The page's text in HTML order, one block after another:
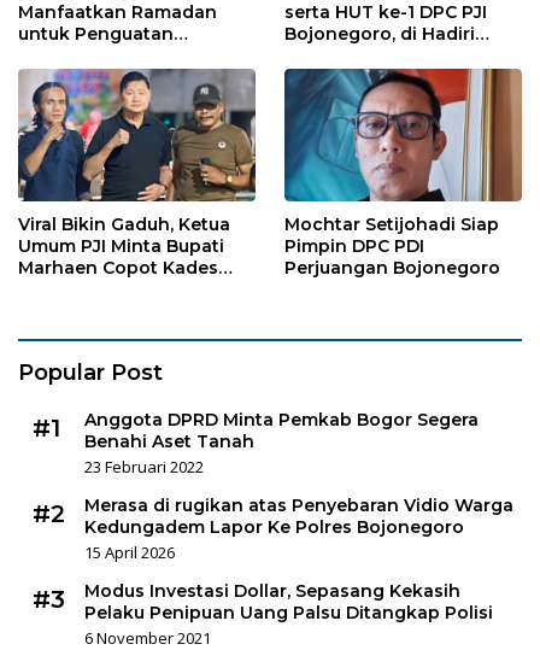
Manfaatkan Ramadan
untuk Penguatan
Kebersamaan
serta HUT ke-1 DPC PJI
Bojonegoro, di Hadiri
Viral Bikin Gaduh, Ketua
Umum PJI Minta Bupati
Marhaen Copot Kades
Mochtar Setijohadi Siap
Pimpin DPC PDI
Perjuangan Bojonegoro
Popular Post
#1
Anggota DPRD Minta Pemkab Bogor Segera
Benahi Aset Tanah
23 Februari 2022
#2
Merasa di rugikan atas Penyebaran Vidio Warga
Kedungadem Lapor Ke Polres Bojonegoro
15 April 2026
#3
Modus Investasi Dollar, Sepasang Kekasih
Pelaku Penipuan Uang Palsu Ditangkap Polisi
6 November 2021